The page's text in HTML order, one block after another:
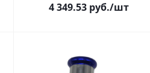
4 349.53 руб./шт